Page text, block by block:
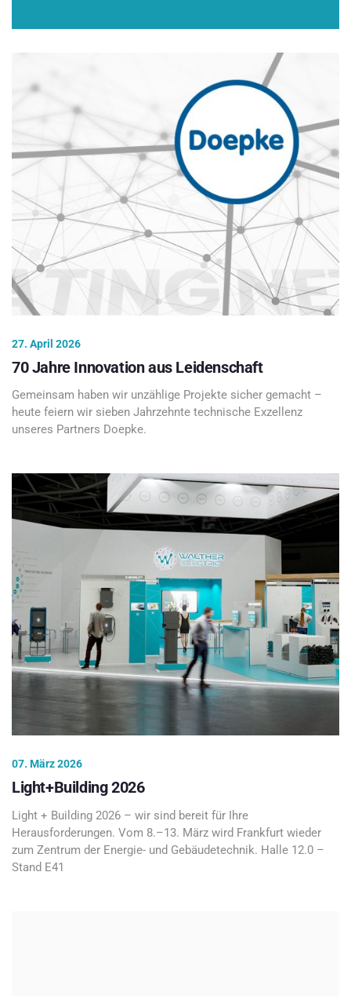
27. April 2026
70 Jahre Innovation aus Leidenschaft
Gemeinsam haben wir unzählige Projekte sicher gemacht –
heute feiern wir sieben Jahrzehnte technische Exzellenz
unseres Partners Doepke.
07. März 2026
Light+Building 2026
Light + Building 2026 – wir sind bereit für Ihre
Herausforderungen. Vom 8.–13. März wird Frankfurt wieder
zum Zentrum der Energie- und Gebäudetechnik. Halle 12.0 –
Stand E41